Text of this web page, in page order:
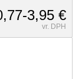
3,95 €
vr. DPH